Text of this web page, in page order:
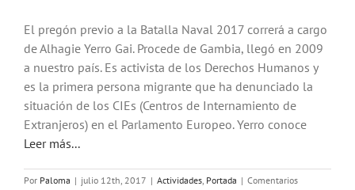
El pregón previo a la Batalla Naval 2017 correrá a cargo
de Alhagie Yerro Gai. Procede de Gambia, llegó en 2009
a nuestro país. Es activista de los Derechos Humanos y
es la primera persona migrante que ha denunciado la
situación de los CIEs (Centros de Internamiento de
Extranjeros) en el Parlamento Europeo. Yerro conoce
Leer más...
Por Paloma | julio 12th, 2017 | Actividades, Portada | Comentarios